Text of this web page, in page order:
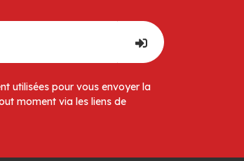
utilisées pour vous envoyer la
moment via les liens de